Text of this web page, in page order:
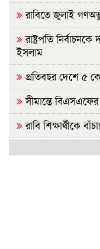
রাবিতে জুলাই
রাষ্ট্রপতি
ইসলাম
প্রতিবছর দেশে ৫
সীমান্তে
রাবি শিক্ষার্থীকে
আগামীকাল